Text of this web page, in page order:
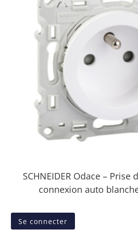
SCHNEIDER Odace –
connexion auto
Se connecter